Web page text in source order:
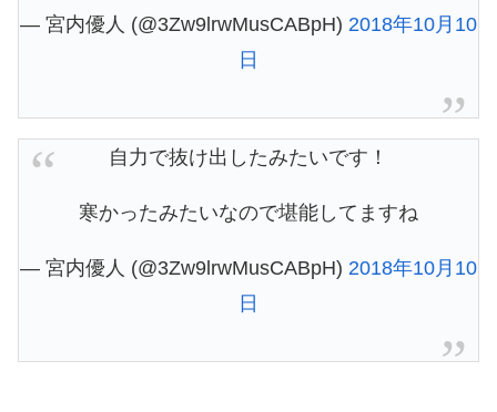
— 宮内優人 (@3Zw9lrwMusCABpH) 2018年10月10
日
自力で抜け出したみたいです！
寒かったみたいなので堪能してますね
— 宮内優人 (@3Zw9lrwMusCABpH) 2018年10月10
日